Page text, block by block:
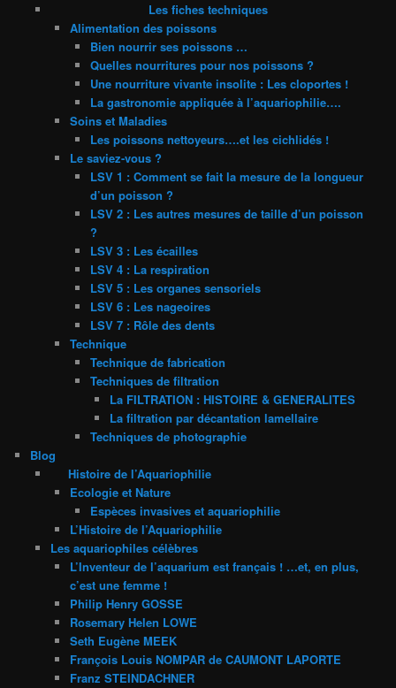
Les fiches techniques
Alimentation des poissons
Bien nourrir ses poissons …
Quelles nourritures pour nos poissons ?
Une nourriture vivante insolite : Les cloportes !
La gastronomie appliquée à l’aquariophilie….
Soins et Maladies
Les poissons nettoyeurs….et les cichlidés !
Le saviez-vous ?
LSV 1 : Comment se fait la mesure de la longueur
d’un poisson ?
LSV 2 : Les autres mesures de taille d’un poisson
?
LSV 3 : Les écailles
LSV 4 : La respiration
LSV 5 : Les organes sensoriels
LSV 6 : Les nageoires
LSV 7 : Rôle des dents
Technique
Technique de fabrication
Techniques de filtration
La FILTRATION : HISTOIRE & GENERALITES
La filtration par décantation lamellaire
Techniques de photographie
Blog
Histoire de l’Aquariophilie
Ecologie et Nature
Espèces invasives et aquariophilie
L’Histoire de l’Aquariophilie
Les aquariophiles célèbres
L’Inventeur de l’aquarium est français ! …et, en plus,
c’est une femme !
Philip Henry GOSSE
Rosemary Helen LOWE
Seth Eugène MEEK
François Louis NOMPAR de CAUMONT LAPORTE
Franz STEINDACHNER